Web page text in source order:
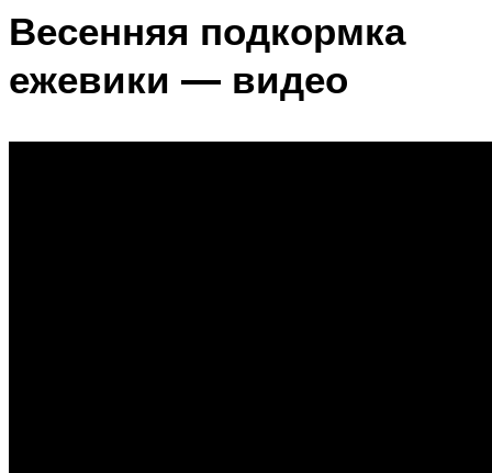
Весенняя подкормка
ежевики — видео